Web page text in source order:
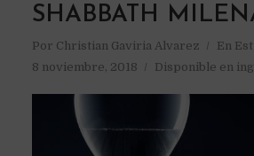
SHABBATH
Por Christian Gaviria Alvarez En
8 noviembre, 2018
Disponible en